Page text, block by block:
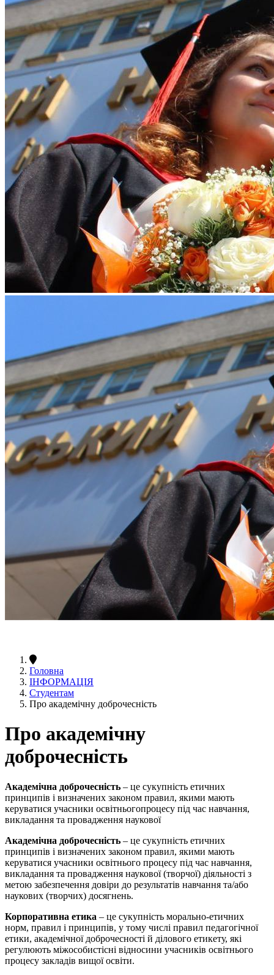
Головна
ІНФОРМАЦІЯ
Студентам
Про академічну доброчесність
Про академічну
доброчесність
Академічна доброчесність – це сукупність етичних
принципів і визначених законом правил, якими мають
керуватися учасники освітньогопроцесу під час навчання,
викладання та провадження наукової
Академічна доброчесність – це сукупність етичних
принципів і визначених законом правил, якими мають
керуватися учасники освітнього процесу під час навчання,
викладання та провадження наукової (творчої) діяльності з
метою забезпечення довіри до результатів навчання та/або
наукових (творчих) досягнень.
Корпоративна етика – це сукупність морально-етичних
норм, правил і принципів, у тому числі правил педагогічної
етики, академічної доброчесності й ділового етикету, які
регулюють міжособистісні відносини учасників освітнього
процесу закладів вищої освіти.